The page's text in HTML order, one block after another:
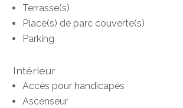
Terrasse(s)
Place(s) de parc couverte(s)
Parking
Intérieur
Accès pour handicapés
Ascenseur